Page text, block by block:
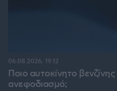
Ποιο αυτοκίνητο
ανεφοδιασμό;
06.08.2026, 19:12